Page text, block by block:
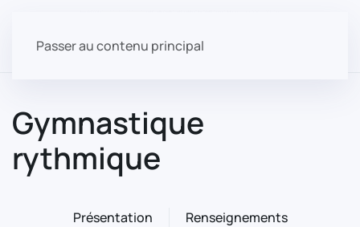
Passer au contenu principal
Gymnastique
rythmique
Présentation
Renseignements